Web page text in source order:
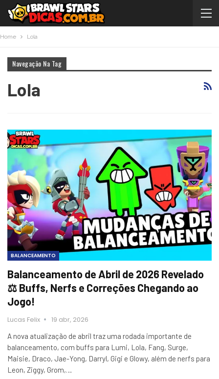
Home Lola
Navegação Na Tag
Lola
BALANCEAMENTO
Balanceamento de Abril de 2026 Revelado
⚖️ Buffs, Nerfs e Correções Chegando ao
Jogo!
Lucas Felix 19 abr, 2026
A nova atualização de abril traz uma rodada importante de
balanceamento, com buffs para Lumi, Lola, Fang, Surge,
Maisie, Draco, Jae-Yong, Darryl, Gigi e Glowy, além de nerfs para
Leon, Ziggy, Grom,…